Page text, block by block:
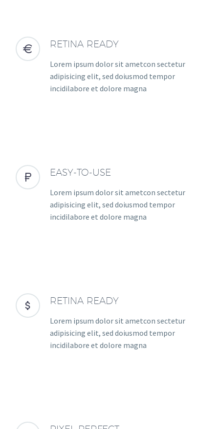

 RETINA READY
Lorem ipsum dolor sit ametcon sectetur
adipisicing elit, sed doiusmod tempor
incidilabore et dolore magna

 EASY-TO-USE
Lorem ipsum dolor sit ametcon sectetur
adipisicing elit, sed doiusmod tempor
incidilabore et dolore magna

 RETINA READY
Lorem ipsum dolor sit ametcon sectetur
adipisicing elit, sed doiusmod tempor
incidilabore et dolore magna